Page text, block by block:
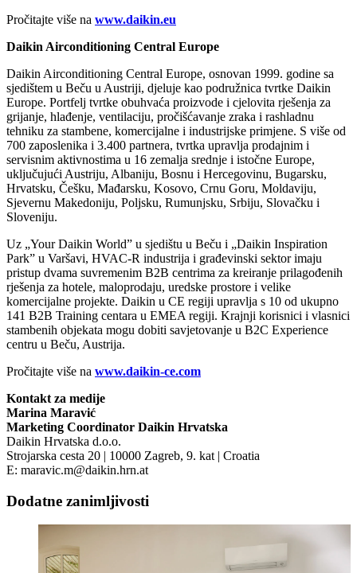
Pročitajte više na www.daikin.eu
Daikin Airconditioning Central Europe
Daikin Airconditioning Central Europe, osnovan 1999. godine sa
sjedištem u Beču u Austriji, djeluje kao podružnica tvrtke Daikin
Europe. Portfelj tvrtke obuhvaća proizvode i cjelovita rješenja za
grijanje, hlađenje, ventilaciju, pročišćavanje zraka i rashladnu
tehniku za stambene, komercijalne i industrijske primjene. S više od
700 zaposlenika i 3.400 partnera, tvrtka upravlja prodajnim i
servisnim aktivnostima u 16 zemalja srednje i istočne Europe,
uključujući Austriju, Albaniju, Bosnu i Hercegovinu, Bugarsku,
Hrvatsku, Češku, Mađarsku, Kosovo, Crnu Goru, Moldaviju,
Sjevernu Makedoniju, Poljsku, Rumunjsku, Srbiju, Slovačku i
Sloveniju.
Uz „Your Daikin World” u sjedištu u Beču i „Daikin Inspiration
Park” u Varšavi, HVAC‑R industrija i građevinski sektor imaju
pristup dvama suvremenim B2B centrima za kreiranje prilagođenih
rješenja za hotele, maloprodaju, uredske prostore i velike
komercijalne projekte. Daikin u CE regiji upravlja s 10 od ukupno
141 B2B Training centara u EMEA regiji. Krajnji korisnici i vlasnici
stambenih objekata mogu dobiti savjetovanje u B2C Experience
centru u Beču, Austrija.
Pročitajte više na www.daikin-ce.com
Kontakt za medije
Marina Maravić
Marketing Coordinator Daikin Hrvatska
Daikin Hrvatska d.o.o.
Strojarska cesta 20 | 10000 Zagreb, 9. kat | Croatia
E: maravic.m@daikin.hrn.at
Dodatne zanimljivosti